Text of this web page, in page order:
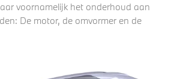
voornamelijk het onderhoud aan
De motor, de omvormer en de